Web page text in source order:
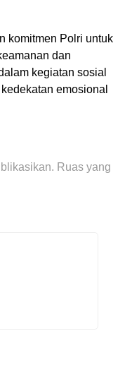
komitmen Polri untuk
dan
kegiatan sosial
emosional
Ruas yang